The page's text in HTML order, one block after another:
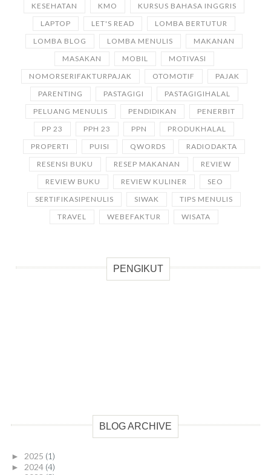
KESEHATAN
KMO
KURSUS BAHASA INGGRIS
LAPTOP
LET'S READ
LOMBA BERTUTUR
LOMBA BLOG
LOMBA MENULIS
MAKANAN
MASAKAN
MOBIL
MOTIVASI
NOMORSERIFAKTURPAJAK
OTOMOTIF
PAJAK
PARENTING
PASTAGIGI
PASTAGIGIHALAL
PELUANG MENULIS
PENDIDIKAN
PENERBIT
PP 23
PPH 23 PPN
PRODUKHALAL
PROPERTI
PUISI QWORDS
RADIODAKTA
RESENSI BUKU
RESEP MAKANAN
REVIEW
REVIEW BUKU
REVIEW KULINER
SEO
SERTIFIKASIPENULIS
SIWAK
TIPS MENULIS
TRAVEL
WEBEFAKTUR WISATA
PENGIKUT
BLOG ARCHIVE
► 2025 (1)
► 2024 (4)